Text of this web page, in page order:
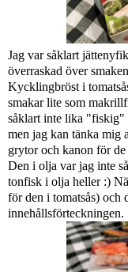
Jag var såklart
överraskad över
Kycklingbröst i
smakar lite som
såklart inte lika "fiskig"
men jag kan tänka mig
grytor och kanon för
Den i olja var jag inte
tonfisk i olja heller :)
för den i tomatsås) och
innehållsförteckningen.